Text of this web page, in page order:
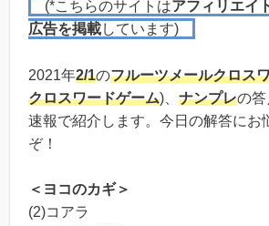
(*こちらのサイトはアフィリエイ
広告を掲載しています)
2021年2/1のフルーツメールクロス
クロスワードゲーム)、 ナンプレの答
速報で紹介します。今日の解答にお
ぞ！
＜ヨコのカギ＞
(2)コアラ